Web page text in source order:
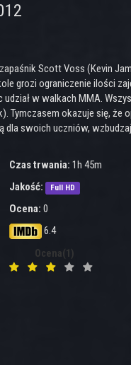
Scott Voss (Kevin
grozi ograniczenie ilości
w walkach MMA.
Tymczasem okazuje się, że
swoich uczniów,
Czas trwania: 1h 45m
Jakość:
Full HD
Ocena: 0
6.4
Ocena(1)